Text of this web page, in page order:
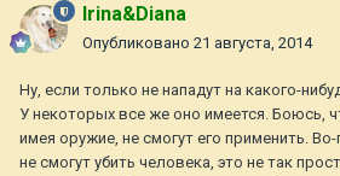
Irina&Diana
Опубликовано 21 августа, 2014
Ну, если только не нападут на какого-
У некоторых все же оно имеется. Боюсь,
имея оружие, не смогут его применить.
не смогут убить человека, это не так